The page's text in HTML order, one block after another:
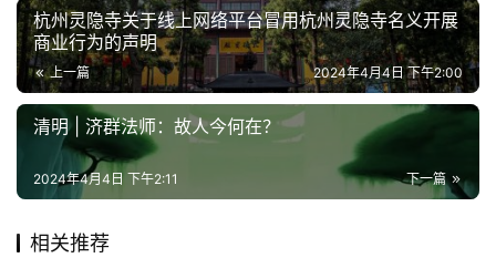
杭州灵隐寺关于线上网络平台冒用杭州灵隐寺名义开展
商业行为的声明
上一篇 2024年4月4日 下午2:00
清明 | 济群法师：故人今何在？
下一篇
2024年4月4日 下午2:11
相关推荐